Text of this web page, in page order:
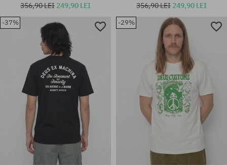
Mărimi existente:
Mărimi existente:
356,90 LEI 249,90 LEI 356,90 LEI 249,90 LEI
-37% -29%